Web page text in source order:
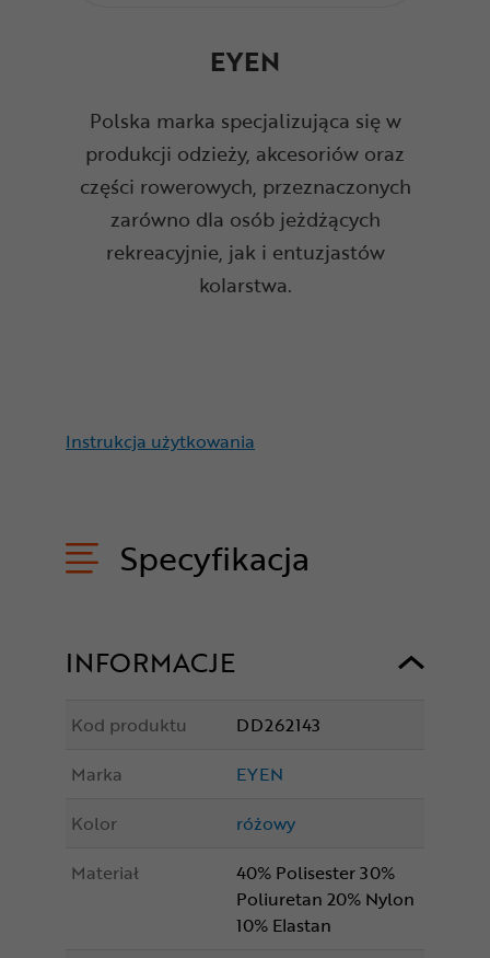
EYEN
Polska marka specjalizująca się w
produkcji odzieży, akcesoriów oraz
części rowerowych, przeznaczonych
zarówno dla osób jeżdżących
rekreacyjnie, jak i entuzjastów
kolarstwa.
Instrukcja użytkowania
Specyfikacja
INFORMACJE
Kod produktu
DD262143
Marka
EYEN
Kolor
różowy
Materiał
40% Polisester 30%
Poliuretan 20% Nylon
10% Elastan